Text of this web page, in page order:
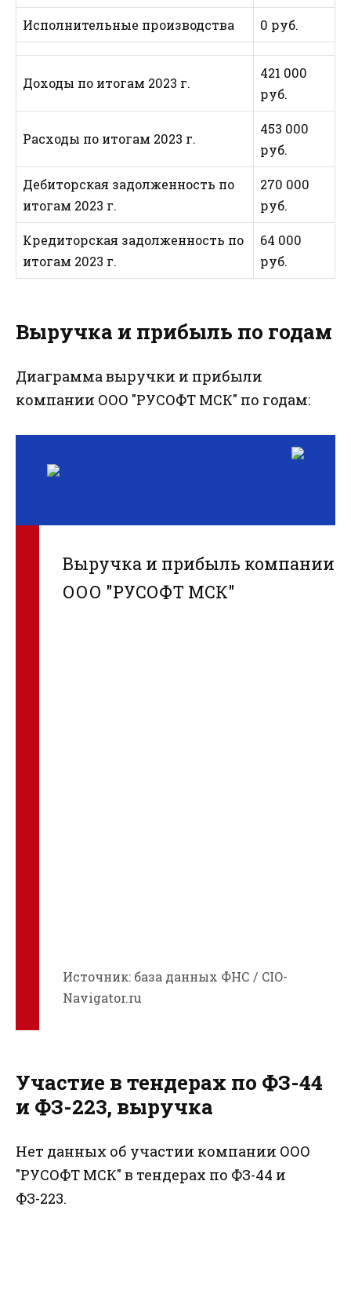
Исполнительные производства 0 руб.
Доходы по итогам 2023 г.
421 000
руб.
Расходы по итогам 2023 г.
453 000
руб.
Дебиторская задолженность по
итогам 2023 г.
270 000
руб.
Кредиторская задолженность по
итогам 2023 г.
64 000
руб.
Выручка и прибыль по годам
Диаграмма выручки и прибыли
компании ООО "РУСОФТ МСК" по годам:
Выручка и прибыль компании
ООО "РУСОФТ МСК"
Источник: база данных ФНС / CIO-
Navigator.ru
Участие в тендерах по ФЗ-44
и ФЗ-223, выручка
Нет данных об участии компании ООО
"РУСОФТ МСК" в тендерах по ФЗ-44 и
ФЗ-223.